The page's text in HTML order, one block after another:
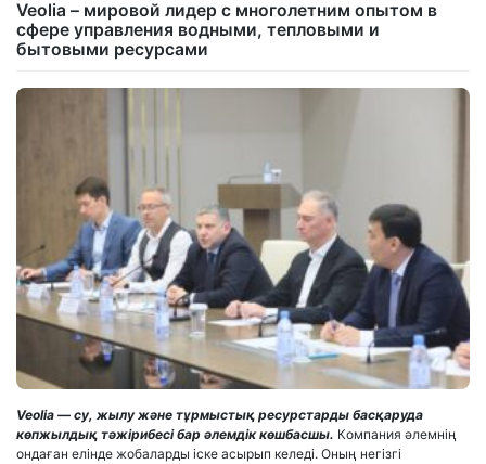
Veolia – мировой лидер с многолетним опытом в
сфере управления водными, тепловыми и
бытовыми ресурсами
Veolia — су, жылу және тұрмыстық ресурстарды басқаруда
көпжылдық тәжірибесі бар әлемдік көшбасшы. Компания әлемнің
ондаған елінде жобаларды іске асырып келеді. Оның негізгі